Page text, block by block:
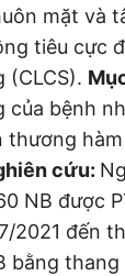
mặt và
tiêu cực
(CLCS).
của bệnh
thương
cứu:
NB được
2021 đến
bằng